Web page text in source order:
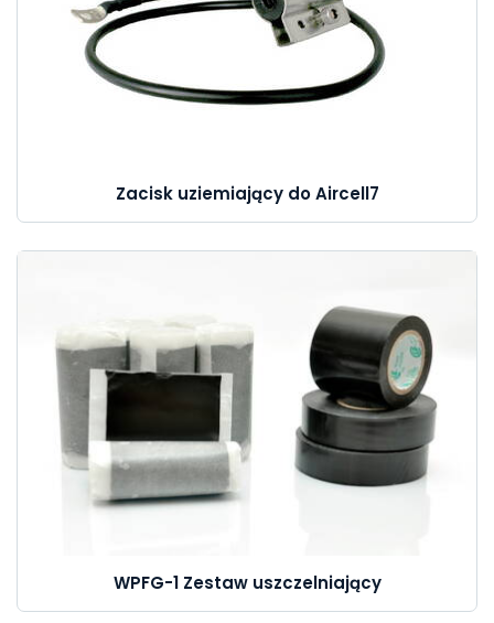
Zacisk uziemiający do Aircell7
WPFG-1 Zestaw uszczelniający